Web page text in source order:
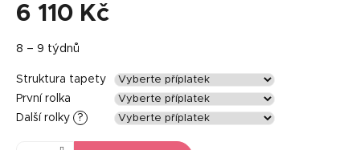
6 110 Kč
cena:
8 – 9 týdnů
Struktura tapety
První rolka
Další rolky
?